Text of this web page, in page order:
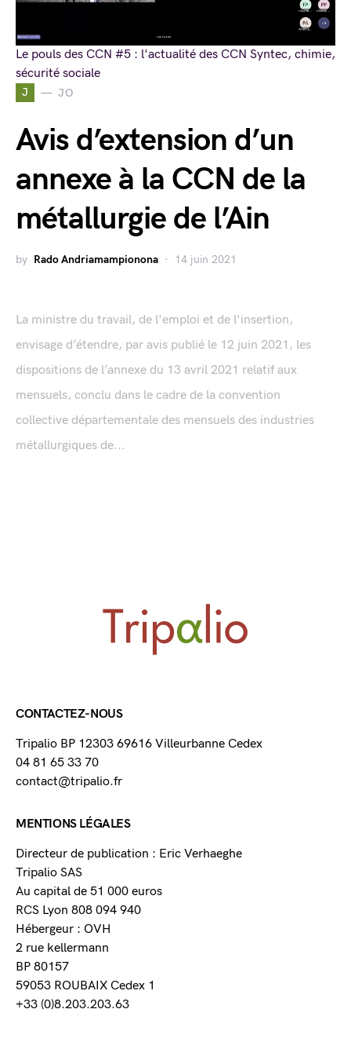
J JO
Avis d’extension d’un
annexe à la CCN de la
métallurgie de l’Ain
by Rado Andriamampionona 14 juin 2021
La ministre du travail, de l'emploi et de l'insertion,
envisage d’étendre, par avis publié le 12 juin 2021, les
dispositions de l’annexe du 13 avril 2021 relatif aux
mensuels, conclu dans le cadre de la convention
collective départementale des mensuels des industries
métallurgiques de...
Le pouls des CCN #5 : l'actualité des CCN Syntec, chimie,
sécurité sociale
CONTACTEZ-NOUS
Tripalio BP 12303 69616 Villeurbanne Cedex
04 81 65 33 70
contact@tripalio.fr
MENTIONS LÉGALES
Directeur de publication : Eric Verhaeghe
Tripalio SAS
Au capital de 51 000 euros
RCS Lyon 808 094 940
Hébergeur : OVH
2 rue kellermann
BP 80157
59053 ROUBAIX Cedex 1
+33 (0)8.203.203.63